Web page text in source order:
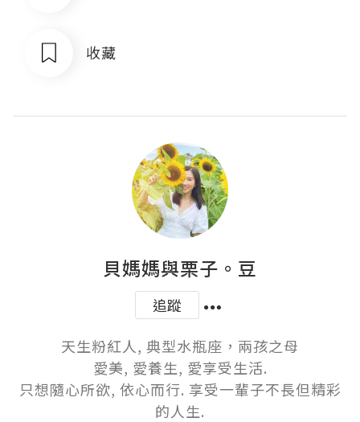
收藏
貝媽媽與栗子。豆
追蹤
天生粉紅人, 典型水瓶座，兩孩之母
愛美, 愛養生, 愛享受生活.
只想隨心所欲, 依心而行. 享受一輩子不長但精彩
的人生.